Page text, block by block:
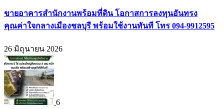
ขายอาคารสำนักงานพร้อมที่ดิน โอกาสการลงทุนอันทรง
คุณค่าใจกลางเมืองชลบุรี พร้อมใช้งานทันที โทร 094-9912595
26 มิถุนายน 2026
6